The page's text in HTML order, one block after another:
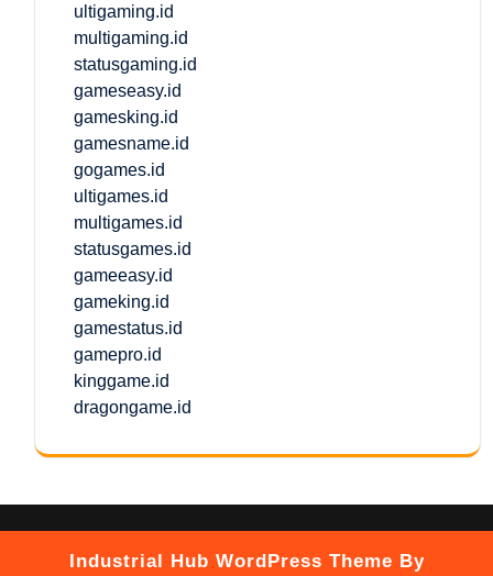
ultigaming.id
multigaming.id
statusgaming.id
gameseasy.id
gamesking.id
gamesname.id
gogames.id
ultigames.id
multigames.id
statusgames.id
gameeasy.id
gameking.id
gamestatus.id
gamepro.id
kinggame.id
dragongame.id
Industrial Hub WordPress Theme By